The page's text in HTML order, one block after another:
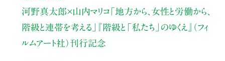
河野真太郎×山内マリコ「地方から、女性と労働から、
階級と連帯を考える」
『階級と「私たち」のゆくえ』（フィ
ルムアート社）刊行記念